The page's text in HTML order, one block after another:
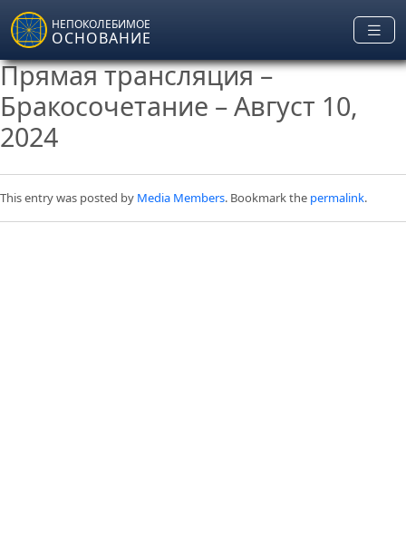
Skip to main content
НЕПОКОЛЕБИМОЕ
ОСНОВАНИЕ
Прямая трансляция –
Бракосочетание – Август 10,
2024
This entry was posted by Media Members. Bookmark the permalink.